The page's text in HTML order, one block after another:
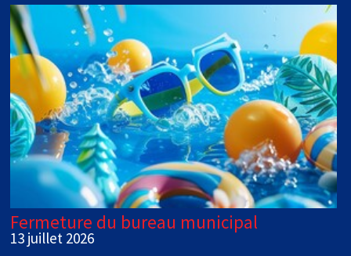
Fermeture du bureau municipal
13 juillet 2026